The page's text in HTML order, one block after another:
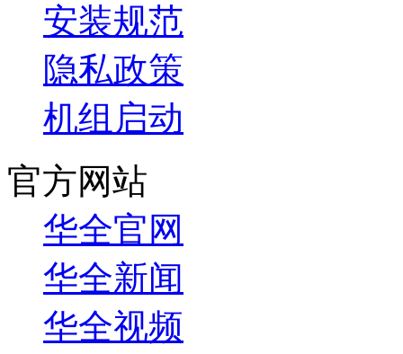
安装规范
隐私政策
机组启动
官方网站
华全官网
华全新闻
华全视频